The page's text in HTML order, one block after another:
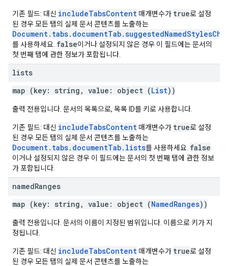
기존 필드: 대신 includeTabsContent 매개변수가 true로 설정
된 경우 모든 탭의 실제 문서 콘텐츠를 노출하는
를 사용하세요. false이거나 설정되지 않은 경우 이 필드에는 문서의
첫 번째 탭에 관한 정보가 포함됩니다.
lists
map (key: string, value: object (List))
출력 전용입니다. 문서의 목록으로, 목록 ID를 키로 사용합니다.
기존 필드: 대신 includeTabsContent 매개변수가 true로 설정
된 경우 모든 탭의 실제 문서 콘텐츠를 노출하는
Document.tabs.documentTab.lists를 사용하세요. false
이거나 설정되지 않은 경우 이 필드에는 문서의 첫 번째 탭에 관한 정보
가 포함됩니다.
namedRanges
map (key: string, value: object (NamedRanges))
출력 전용입니다. 문서의 이름이 지정된 범위입니다. 이름으로 키가 지
정됩니다.
기존 필드: 대신 includeTabsContent 매개변수가 true로 설정
된 경우 모든 탭의 실제 문서 콘텐츠를 노출하는